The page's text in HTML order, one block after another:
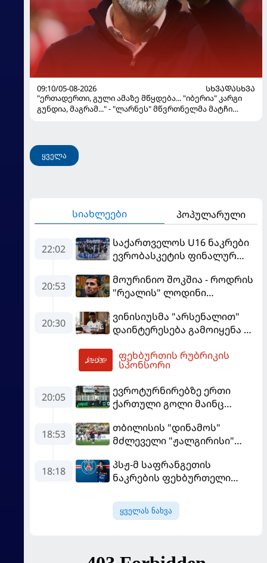
09:10/05-08-2026
ᲡᲮᲕᲐᲓᲐᲡᲮᲕᲐ
"ერთადერთი, გული ამაზე მწყდება... "იბერია" კარგი
გუნდია, მაგრამ..." - "ლარნეს" მწვრთნელმა მატჩი
ყველა
სიახლეები პოპულარული
22:02
საქართველოს U16 ნაკრები
ევრობასკეტის ფინალურ
ასპარეზობას იწყებს
20:53
მოურინიო შოკშია - როდრის
"რეალის" ლოდინი
"ბარსელონაში" გადადის
20:30
ვინისიუსმა "არსენალით"
დაინტერესება გამოიყენა და
მომგებიანად გააგრძელა
ფეხბურთის რუბრიკის
სპონსორი
20:05
ევროტურნირებზე ერთი
ქართული გოლი მაინც
18:53
თბილისის "დინამოს"
მძლეველი "ჟალგირისი"
განადგურდა
18:18
პსჟ-მ საფრანგეთის
ნაკრების ფეხბურთელი
ყველას ნახვა